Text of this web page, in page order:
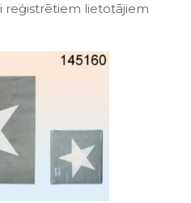
reģistrētiem lietotājiem